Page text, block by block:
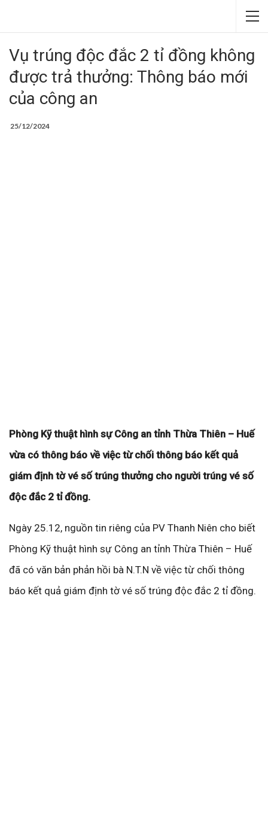
Vụ trúng độc đắc 2 tỉ đồng không
được trả thưởng: Thông báo mới
của công an
25/12/2024
Phòng Kỹ thuật hình sự Công an tỉnh Thừa Thiên – Huế
vừa có thông báo về việc từ chối thông báo kết quả
giám định tờ vé số trúng thưởng cho người trúng vé số
độc đắc 2 tỉ đồng.
Ngày 25.12, nguồn tin riêng của PV Thanh Niên cho biết
Phòng Kỹ thuật hình sự Công an tỉnh Thừa Thiên – Huế
đã có văn bản phản hồi bà N.T.N về việc từ chối thông
báo kết quả giám định tờ vé số trúng độc đắc 2 tỉ đồng.